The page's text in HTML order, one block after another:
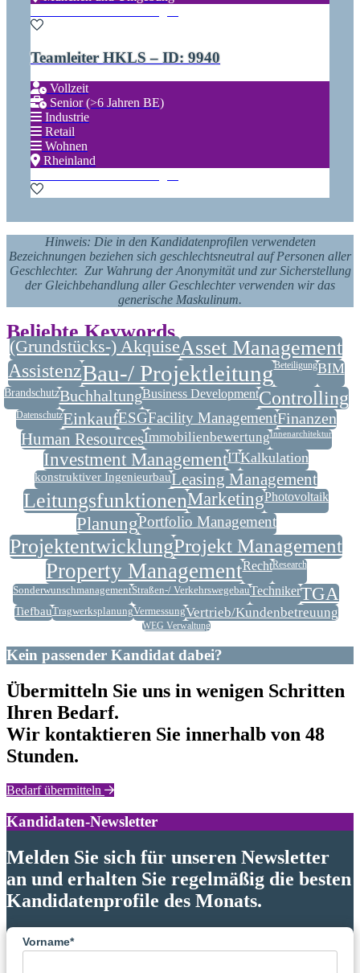
Teamleiter HKLS – ID: 9940
Vollzeit
Senior (>6 Jahren BE)
Industrie
Retail
Wohnen
Rheinland
Hinweis: Die in den Kandidatenprofilen verwendeten
Bezeichnungen beziehen sich geschlechtsneutral auf Personen aller
Geschlechter. Zur Wahrung der Anonymität und zur Sicherstellung
der Gleichbehandlung aller Geschlechter verwenden wir das
generische Maskulinum.
Beliebte Keywords
(Grundstücks-) AkquiseAsset Management
AssistenzBau-/ ProjektleitungBeteiligungBIM
BrandschutzBuchhaltungBusiness DevelopmentControlling
DatenschutzEinkaufESGFacility ManagementFinanzen
Human ResourcesImmobilienbewertungInnenarchitektur
Investment ManagementITKalkulation
konstruktiver IngenieurbauLeasing Management
LeitungsfunktionenMarketingPhotovoltaik
PlanungPortfolio Management
ProjektentwicklungProjekt Management
Property ManagementRechtResearch
SonderwunschmanagementStraßen-/ VerkehrswegebauTechnikerTGA
TiefbauTragwerksplanungVermessungVertrieb/Kundenbetreuung
WEG Verwaltung
Kein passender Kandidat dabei?
Übermitteln Sie uns in wenigen Schritten
Ihren Bedarf.
Wir kontaktieren Sie innerhalb von 48
Stunden.
Bedarf übermitteln
Kandidaten-Newsletter
Melden Sie sich für unseren Newsletter
an und erhalten Sie regelmäßig die besten
Kandidatenprofile des Monats.
Vorname*